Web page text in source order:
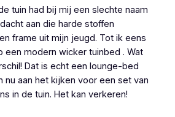
tuin had bij mij een slechte naam
aan die harde stoffen
frame uit mijn jeugd. Tot ik eens
een modern wicker tuinbed . Wat
Dat is echt een lounge-bed
nu aan het kijken voor een set van
in de tuin. Het kan verkeren!